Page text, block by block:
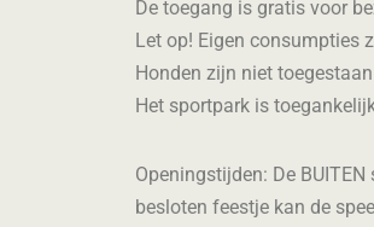
De toegang is gratis voor
Let op! Eigen consumpties
Honden zijn niet
Het sportpark is
Openingstijden: De
besloten feestje kan de